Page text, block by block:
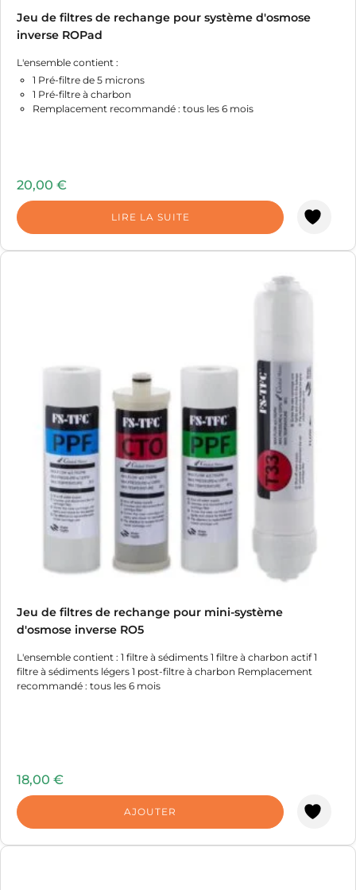
Jeu de filtres de rechange pour système d'osmose
inverse ROPad
L'ensemble contient :
1 Pré-filtre de 5 microns
1 Pré-filtre à charbon
Remplacement recommandé : tous les 6 mois
20,00 €
LIRE LA SUITE
Jeu de filtres de rechange pour mini-système
d'osmose inverse RO5
L'ensemble contient : 1 filtre à sédiments 1 filtre à charbon actif 1
filtre à sédiments légers 1 post-filtre à charbon Remplacement
recommandé : tous les 6 mois
18,00 €
AJOUTER